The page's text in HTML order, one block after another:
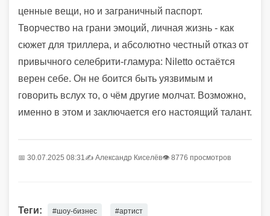
ценные вещи, но и заграничный паспорт.
Творчество на грани эмоций, личная жизнь - как
сюжет для триллера, и абсолютно честный отказ от
привычного селебрити-гламура: Niletto остаётся
верен себе. Он не боится быть уязвимым и
говорить вслух то, о чём другие молчат. Возможно,
именно в этом и заключается его настоящий талант.
📅 30.07.2025 08:31 ✍️ Александр Киселёв👁 8776 просмотров
Теги: #шоу-бизнес #артист